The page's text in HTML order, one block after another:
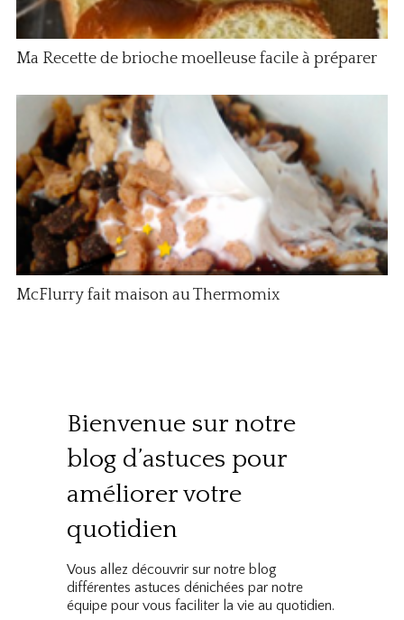
Ma Recette de brioche moelleuse facile à préparer
McFlurry fait maison au Thermomix
Bienvenue sur notre
blog d’astuces pour
améliorer votre
quotidien
Vous allez découvrir sur notre blog
différentes astuces dénichées par notre
équipe pour vous faciliter la vie au quotidien.